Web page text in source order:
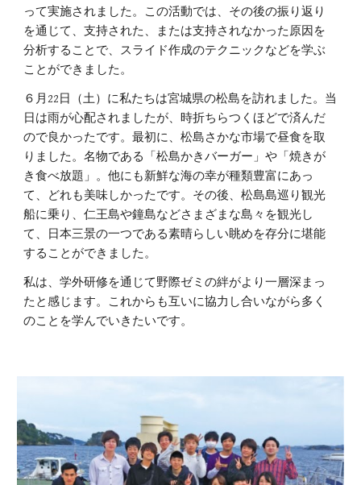
って実施されました。この活動では、その後の振り返り
を通じて、支持された、または支持されなかった原因を
分析することで、スライド作成のテクニックなどを学ぶ
ことができました。
６月22日（土）に私たちは宮城県の松島を訪れました。当
日は雨が心配されましたが、時折ちらつくほどで済んだ
ので良かったです。最初に、松島さかな市場で昼食を取
りました。名物である「松島かきバーガー」や「焼きが
き食べ放題」。他にも新鮮な海の幸が種類豊富にあっ
て、どれも美味しかったです。その後、松島島巡り観光
船に乗り、仁王島や鐘島などさまざまな島々を観光し
て、日本三景の一つである素晴らしい眺めを存分に堪能
することができました。
私は、学外研修を通じて野際ゼミの絆がより一層深まっ
たと感じます。これからも互いに協力し合いながら多く
のことを学んでいきたいです。